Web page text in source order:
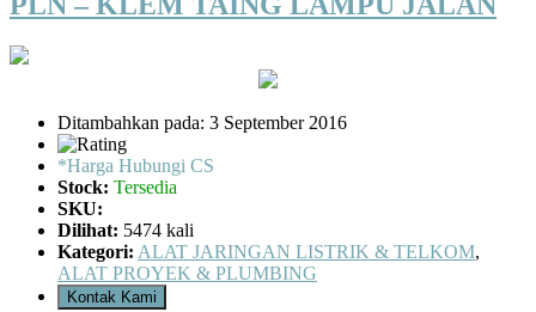
Ditambahkan pada: 3 September 2016
*Harga Hubungi CS
Stock: Tersedia
SKU:
Dilihat: 5474 kali
Kategori: ALAT JARINGAN LISTRIK & TELKOM,
ALAT PROYEK & PLUMBING
Kontak Kami